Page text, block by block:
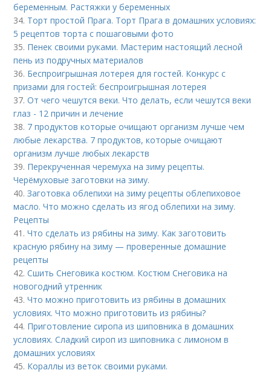
беременным. Растяжки у беременных
34. Торт простой Прага. Торт Прага в домашних условиях:
5 рецептов торта с пошаговыми фото
35. Пенек своими руками. Мастерим настоящий лесной
пень из подручных материалов
36. Беспроигрышная лотерея для гостей. Конкурс с
призами для гостей: беспроигрышная лотерея
37.От чего чешутся веки. Что делать, если чешутся веки
глаз - 12 причин и лечение
38. 7 продуктов которые очищают организм лучше чем
любые лекарства. 7 продуктов, которые очищают
организм лучше любых лекарств
39. Перекрученная черемуха на зиму рецепты.
Черёмуховые заготовки на зиму.
40.Заготовка облепихи на зиму рецепты облепиховое
масло. Что можно сделать из ягод облепихи на зиму.
Рецепты
41.Что сделать из рябины на зиму. Как заготовить
красную рябину на зиму — проверенные домашние
рецепты
42.Сшить Снеговика костюм. Костюм Снеговика на
новогодний утренник
43.Что можно приготовить из рябины в домашних
условиях. Что можно приготовить из рябины?
44. Приготовление сиропа из шиповника в домашних
условиях. Сладкий сироп из шиповника с лимоном в
домашних условиях
45. Кораллы из веток своими руками.